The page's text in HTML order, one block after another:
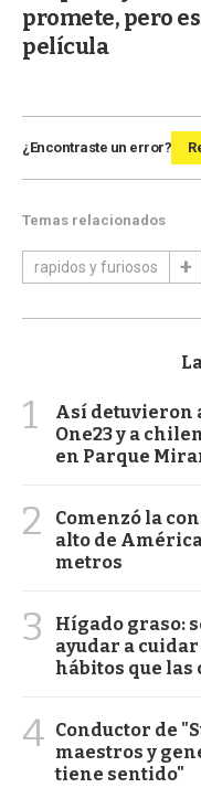
promete, pero
película
¿Encontraste un error?
Temas relacionados
rapidos y furiosos
1
Así detuvieron
One23 y a
en Parque
2
Comenzó la
alto de
metros
3
Hígado graso:
ayudar a
hábitos que
4 Conductor de
maestros y
tiene sentido"